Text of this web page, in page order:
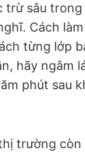
trừ sâu
Cách
từng lớp
hãy ngâm
phút sau
trường còn